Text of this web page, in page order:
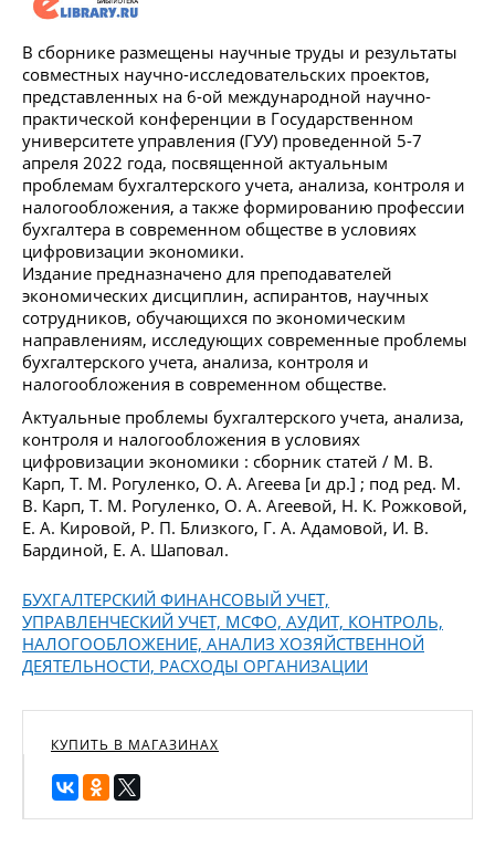
В сборнике размещены научные труды и результаты
совместных научно-исследовательских проектов,
представленных на 6-ой международной научно-
практической конференции в Государственном
университете управления (ГУУ) проведенной 5-7
апреля 2022 года, посвященной актуальным
проблемам бухгалтерского учета, анализа, контроля и
налогообложения, а также формированию профессии
бухгалтера в современном обществе в условиях
цифровизации экономики.
Издание предназначено для преподавателей
экономических дисциплин, аспирантов, научных
сотрудников, обучающихся по экономическим
направлениям, исследующих современные проблемы
бухгалтерского учета, анализа, контроля и
налогообложения в современном обществе.
Актуальные проблемы бухгалтерского учета, анализа,
контроля и налогообложения в условиях
цифровизации экономики : сборник статей / М. В.
Карп, Т. М. Рогуленко, О. А. Агеева [и др.] ; под ред. М.
В. Карп, Т. М. Рогуленко, О. А. Агеевой, Н. К. Рожковой,
Е. А. Кировой, Р. П. Близкого, Г. А. Адамовой, И. В.
Бардиной, Е. А. Шаповал.
БУХГАЛТЕРСКИЙ ФИНАНСОВЫЙ УЧЕТ,
УПРАВЛЕНЧЕСКИЙ УЧЕТ, МСФО, АУДИТ, КОНТРОЛЬ,
НАЛОГООБЛОЖЕНИЕ, АНАЛИЗ ХОЗЯЙСТВЕННОЙ
ДЕЯТЕЛЬНОСТИ, РАСХОДЫ ОРГАНИЗАЦИИ
КУПИТЬ В МАГАЗИНАХ